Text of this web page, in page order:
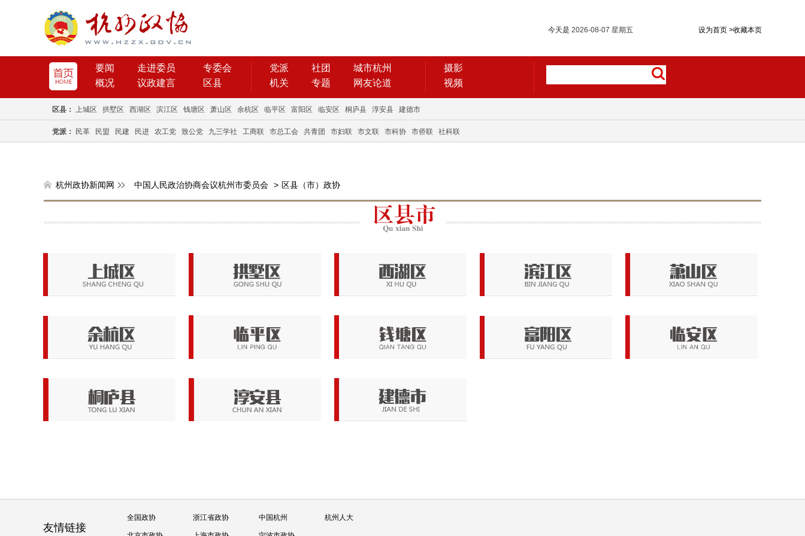
设为首页 >收藏本页
今天是 2026-08-07 星期五
要闻 走进委员
专委会
概况
议政建言 区县
党派 社团
城市杭州
机关
专题 网友论道
摄影
视频
区县： 上城区 拱墅区 西湖区 滨江区 钱塘区 萧山区 余杭区 临平区 富阳区 临安区 桐庐县 淳安县 建德市
党派： 民革 民盟 民建 民进 农工党 致公党 九三学社 工商联 市总工会 共青团 市妇联 市文联 市科协 市侨联 社科联
杭州政协新闻网 中国人民政治协商会议杭州市委员会 > 区县（市）政协
友情链接
全国政协 浙江省政协 中国杭州 杭州人大